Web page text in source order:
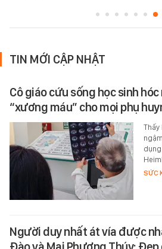
TIN MỚI CẬP NHẬT
Cô giáo cứu sống học sinh
“xương máu” cho mọi phụ
SỨC
Người duy nhất át vía được